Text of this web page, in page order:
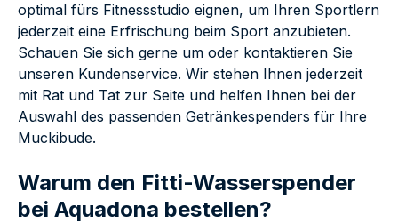
optimal fürs Fitnessstudio eignen, um Ihren Sportlern
jederzeit eine Erfrischung beim Sport anzubieten.
Schauen Sie sich gerne um oder kontaktieren Sie
unseren Kundenservice. Wir stehen Ihnen jederzeit
mit Rat und Tat zur Seite und helfen Ihnen bei der
Auswahl des passenden Getränkespenders für Ihre
Muckibude.
Warum den Fitti-Wasserspender
bei Aquadona bestellen?